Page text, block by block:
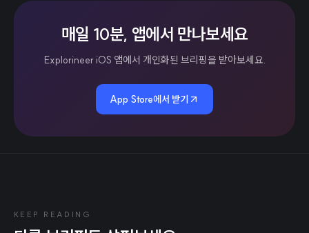
매일 10분, 앱에서 만나보세요
Explorineer iOS 앱에서 개인화된 브리핑을 받아보세요.
App Store에서 받기
KEEP READING